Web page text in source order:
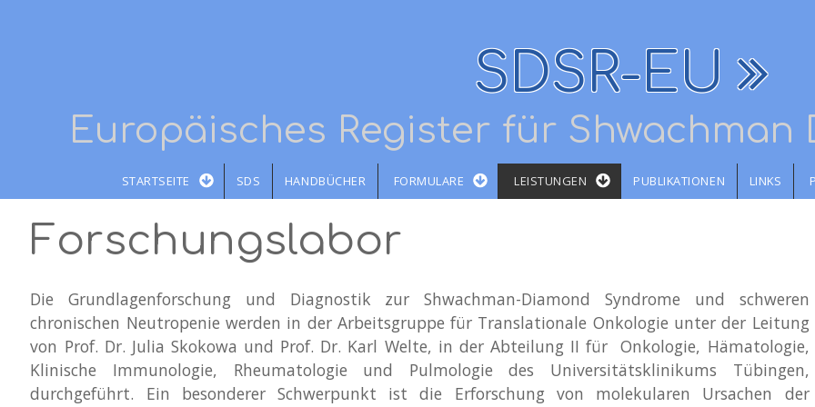
SDSR-EU
Europäisches Register für Shwachman
STARTSEITE SDS HANDBÜCHER FORMULARE LEISTUNGEN PUBLIKATIONEN LINKS
Forschungslabor
Die Grundlagenforschung und Diagnostik zur Shwachman-Diamond Syndrome und schweren
chronischen Neutropenie werden in der Arbeitsgruppe für Translationale Onkologie unter der Leitung
von Prof. Dr. Julia Skokowa und Prof. Dr. Karl Welte, in der Abteilung II für Onkologie, Hämatologie,
Klinische Immunologie, Rheumatologie und Pulmologie des Universitätsklinikums Tübingen,
durchgeführt. Ein besonderer Schwerpunkt ist die Erforschung von molekularen Ursachen der